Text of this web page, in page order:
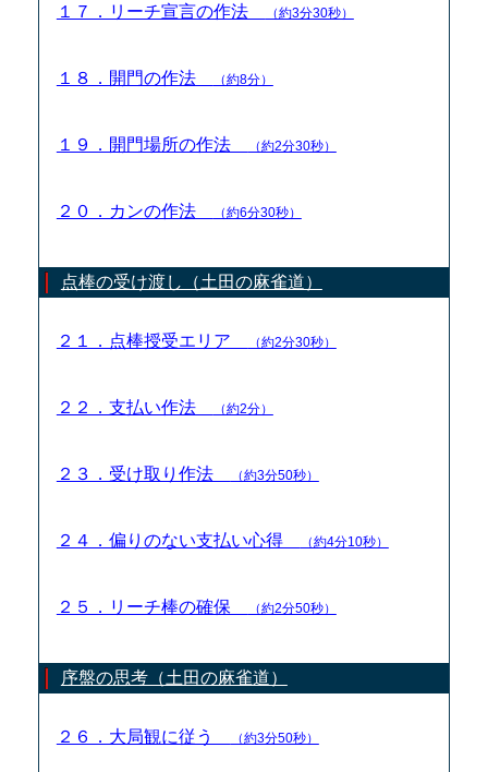
１７．リーチ宣言の作法 （約3分30秒）
１８．開門の作法 （約8分）
１９．開門場所の作法 （約2分30秒）
２０．カンの作法 （約6分30秒）
点棒の受け渡し（土田の麻雀道）
２１．点棒授受エリア （約2分30秒）
２２．支払い作法 （約2分）
２３．受け取り作法 （約3分50秒）
２４．偏りのない支払い心得 （約4分10秒）
２５．リーチ棒の確保 （約2分50秒）
序盤の思考（土田の麻雀道）
２６．大局観に従う （約3分50秒）